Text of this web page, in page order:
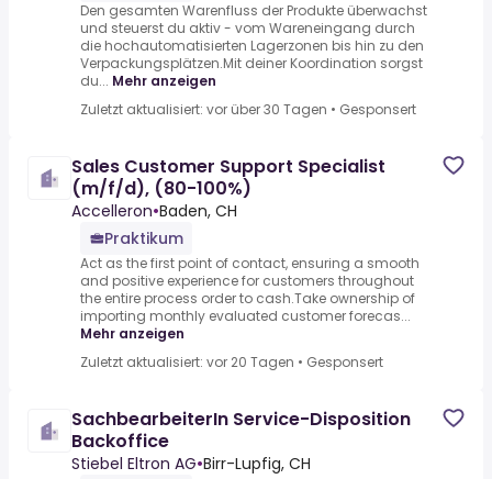
Den gesamten Warenfluss der Produkte überwachst
und steuerst du aktiv - vom Wareneingang durch
die hochautomatisierten Lagerzonen bis hin zu den
Verpackungsplätzen.Mit deiner Koordination sorgst
du... Mehr anzeigen
Zuletzt aktualisiert: vor über 30 Tagen • Gesponsert
Sales Customer Support Specialist
(m/f/d), (80-100%)
Accelleron•Baden, CH
Praktikum
Act as the first point of contact, ensuring a smooth
and positive experience for customers throughout
the entire process order to cash.Take ownership of
importing monthly evaluated customer forecas...
Mehr anzeigen
Zuletzt aktualisiert: vor 20 Tagen • Gesponsert
SachbearbeiterIn Service-Disposition
Backoffice
Stiebel Eltron AG•Birr-Lupfig, CH